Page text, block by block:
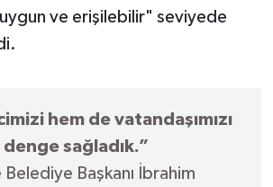
ve erişilebilir" seviyede
hem de vatandaşımızı
sağladık.”
Başkanı İbrahim